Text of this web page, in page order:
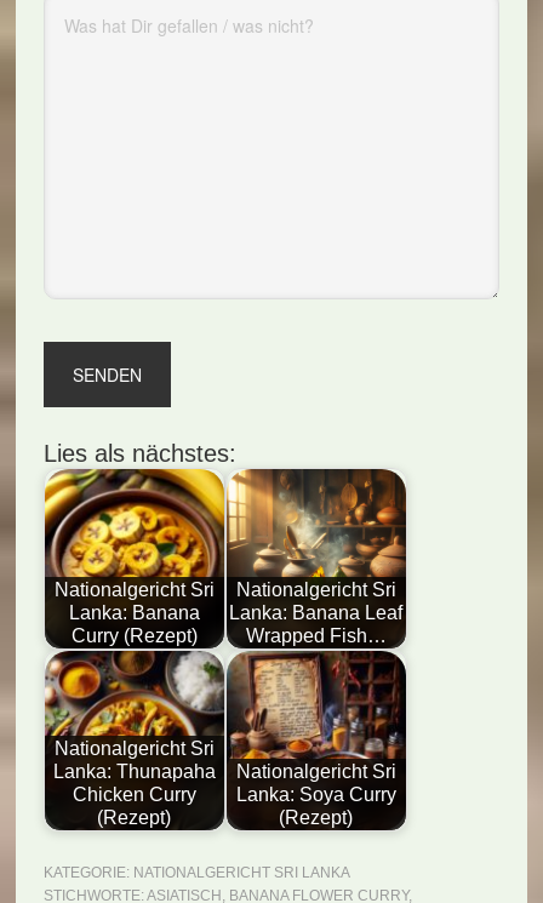
Lies als nächstes:
Nationalgericht Sri
Lanka: Banana
Curry (Rezept)
Nationalgericht Sri
Lanka: Banana Leaf
Wrapped Fish…
Nationalgericht Sri
Lanka: Thunapaha
Chicken Curry
(Rezept)
Nationalgericht Sri
Lanka: Soya Curry
(Rezept)
KATEGORIE: NATIONALGERICHT SRI LANKA
STICHWORTE: ASIATISCH , BANANA FLOWER CURRY,